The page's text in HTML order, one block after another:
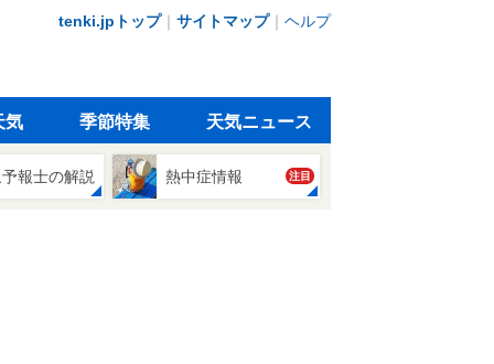
tenki.jpトップ｜ サイトマップ｜ ヘルプ
気 季節特集 天気ニュース
報士の解説 熱中症情報 注目